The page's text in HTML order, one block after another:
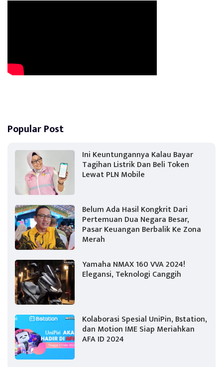
Popular Post
Ini Keuntungannya Kalau Bayar
Tagihan Listrik Dan Beli Token
Lewat PLN Mobile
Belum Ada Hasil Kongkrit Dari
Pertemuan Dua Negara Besar,
Pasar Keuangan Berbalik Ke Zona
Merah
Yamaha NMAX 160 VVA 2024!
Elegansi, Teknologi Canggih
Kolaborasi Spesial UniPin, Bstation,
dan Motion IME Siap Meriahkan
AFA ID 2024